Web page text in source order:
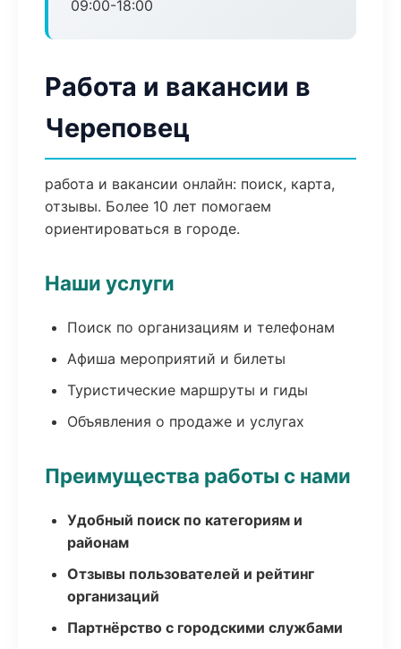
09:00-18:00
Работа и вакансии в
Череповец
работа и вакансии онлайн: поиск, карта,
отзывы. Более 10 лет помогаем
ориентироваться в городе.
Наши услуги
Поиск по организациям и телефонам
Афиша мероприятий и билеты
Туристические маршруты и гиды
Объявления о продаже и услугах
Преимущества работы с нами
Удобный поиск по категориям и
районам
Отзывы пользователей и рейтинг
организаций
Партнёрство с городскими службами